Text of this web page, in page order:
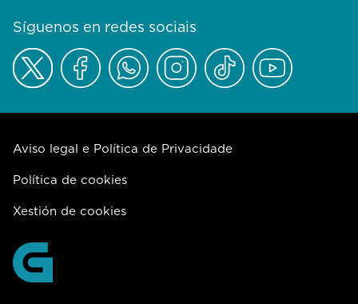
Síguenos en redes sociais
Aviso legal e Política de Privacidade
Política de cookies
Xestión de cookies